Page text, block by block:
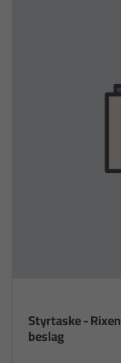
Styrtaske -
beslag